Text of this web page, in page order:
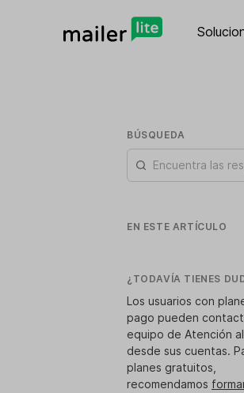
BÚSQUEDA
EN ESTE ARTÍCULO
¿TODAVÍA TIENES
Los usuarios con
pago pueden
equipo de Atención
desde sus cuentas.
planes gratuitos,
recomendamos